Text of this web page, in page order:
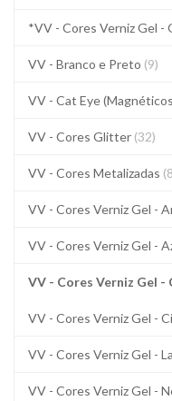
*VV - Cores Verniz Gel -
VV - Branco e Preto (9)
VV - Cat Eye
VV - Cores Glitter (32)
VV - Cores Metalizadas
VV - Cores Verniz Gel -
VV - Cores Verniz Gel -
VV - Cores Verniz Gel -
VV - Cores Verniz Gel -
VV - Cores Verniz Gel -
VV - Cores Verniz Gel -